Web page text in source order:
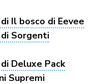
Il bosco di Eevee
Sorgenti
Deluxe Pack
Supremi